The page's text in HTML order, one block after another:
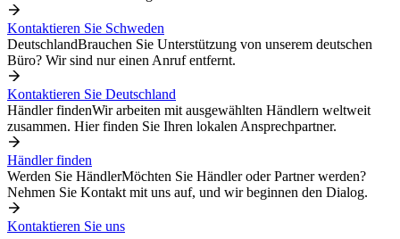
Kontaktieren Sie Schweden
DeutschlandBrauchen Sie Unterstützung von unserem deutschen
Büro? Wir sind nur einen Anruf entfernt.
Kontaktieren Sie Deutschland
Händler findenWir arbeiten mit ausgewählten Händlern weltweit
zusammen. Hier finden Sie Ihren lokalen Ansprechpartner.
Händler finden
Werden Sie HändlerMöchten Sie Händler oder Partner werden?
Nehmen Sie Kontakt mit uns auf, und wir beginnen den Dialog.
Kontaktieren Sie uns